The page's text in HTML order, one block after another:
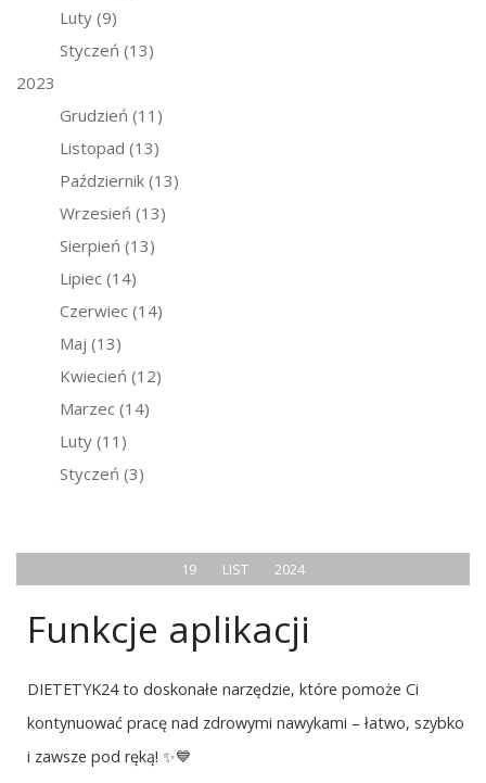
Luty (9)
Styczeń (13)
2023
Grudzień (11)
Listopad (13)
Październik (13)
Wrzesień (13)
Sierpień (13)
Lipiec (14)
Czerwiec (14)
Maj (13)
Kwiecień (12)
Marzec (14)
Luty (11)
Styczeń (3)
19 LIST 2024
Funkcje aplikacji
DIETETYK24 to doskonałe narzędzie, które pomoże Ci
kontynuować pracę nad zdrowymi nawykami – łatwo, szybko
i zawsze pod ręką! ✨💙